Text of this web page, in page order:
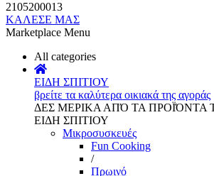
2105200013
ΚΑΛΕΣΕ ΜΑΣ
Marketplace Menu
All categories
ΕΙΔΗ ΣΠΙΤΙΟΥ
βρείτε τα καλύτερα οικιακά της αγοράς
ΔΕΣ ΜΕΡΙΚΑ ΑΠΌ ΤΑ ΠΡΟΪΌΝΤΑ
ΕΙΔΗ ΣΠΙΤΙΟΥ
Μικροσυσκευές
Fun Cooking
/
Πρωινό